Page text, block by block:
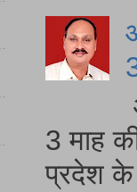
3 माह
प्रदेश